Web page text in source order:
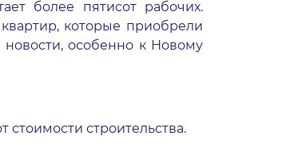
более пятисот рабочих.
которые приобрели
новости, особенно к Новому
строительства.